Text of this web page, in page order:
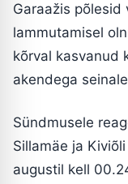
Garaažis põlesid
lammutamisel
kõrval kasvanud
akendega
Sündmusele
Sillamäe ja
augustil kell